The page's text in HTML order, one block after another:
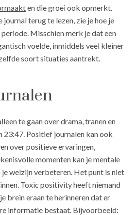
en die groei ook opmerkt.
journal terug te lezen, zie je hoe je
Misschien merk je dat een
voelde, inmiddels veel kleiner
soort situaties aantrekt.
te gaan over drama, tranen en
23:47. Positief journalen kan ook
over positieve ervaringen,
momenten kan je mentale
je welzijn verbeteren. Het punt is niet
Toxic positivity heeft niemand
brein eraan te herinneren dat er
informatie bestaat. Bijvoorbeeld: